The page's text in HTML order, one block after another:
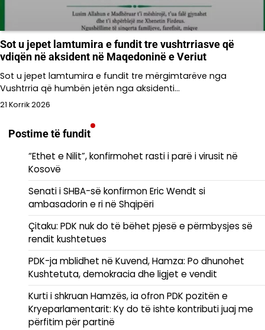
Sot u jepet lamtumira e fundit tre vushtrriasve që
vdiqën në aksident në Maqedoninë e Veriut
Sot u jepet lamtumira e fundit tre mërgimtarëve nga
Vushtrria që humbën jetën nga aksidenti…
21 Korrik 2026
Postime të fundit
“Ethet e Nilit”, konfirmohet rasti i parë i virusit në
Kosovë
Senati i SHBA-së konfirmon Eric Wendt si
ambasadorin e ri në Shqipëri
​Çitaku: PDK nuk do të bëhet pjesë e përmbysjes së
rendit kushtetues
PDK-ja mblidhet në Kuvend, Hamza: Po dhunohet
Kushtetuta, demokracia dhe ligjet e vendit
Kurti i shkruan Hamzës, ia ofron PDK pozitën e
Kryeparlamentarit: Ky do të ishte kontributi juaj me
përfitim për partinë